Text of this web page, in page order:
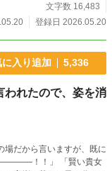
文字数 16,483
登録日 2026.05.20
に入り追加 5,336
われたので、姿を消
だから言いますが、既に
――――！！」 「賢い貴女